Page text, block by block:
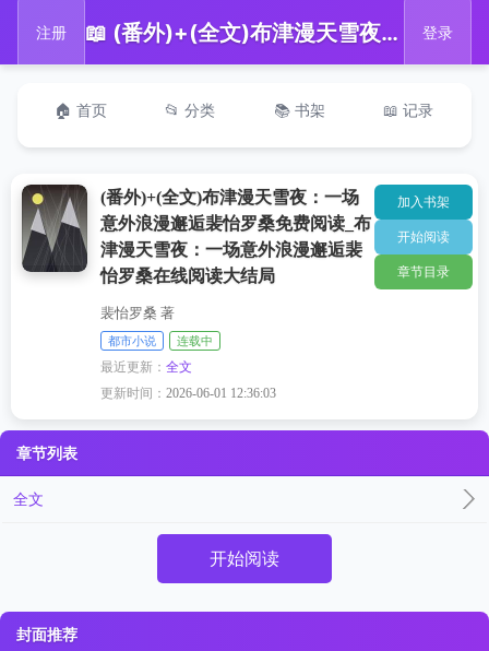
注册 📖 (番外)+(全文)布津漫天雪夜：一场意外浪漫邂逅裴怡罗桑免费阅读_布津漫天雪夜：一场意外浪漫邂逅裴怡罗桑在线阅读大结局 登录
🏠 首页 📂 分类 📚 书架 📖 记录
(番外)+(全文)布津漫天雪夜：一场
意外浪漫邂逅裴怡罗桑免费阅读_布
津漫天雪夜：一场意外浪漫邂逅裴
怡罗桑在线阅读大结局
裴怡罗桑 著
都市小说 连载中
最近更新：全文
更新时间：2026-06-01 12:36:03
加入书架
开始阅读
章节目录
章节列表
全文
开始阅读
封面推荐